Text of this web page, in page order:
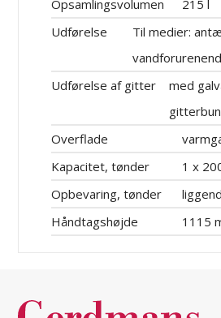
Opsamlingsvolumen
215 l
Udførelse
Til medier:
Udførelse af gitter
med
Overflade
Kapacitet, tønder
1 x
Opbevaring, tønder
Håndtagshøjde
1115